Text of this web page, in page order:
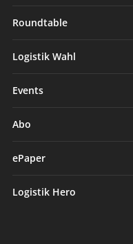
Roundtable
Logistik Wahl
Events
Abo
ePaper
Logistik Hero